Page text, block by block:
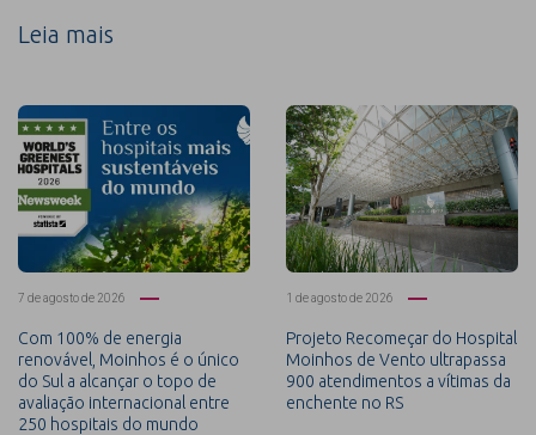
Leia mais
7 de agosto de 2026
Com 100% de energia
renovável, Moinhos é o único
do Sul a alcançar o topo de
avaliação internacional entre
250 hospitais do mundo
1 de agosto de 2026
Projeto Recomeçar do Hospital
Moinhos de Vento ultrapassa
900 atendimentos a vítimas da
enchente no RS